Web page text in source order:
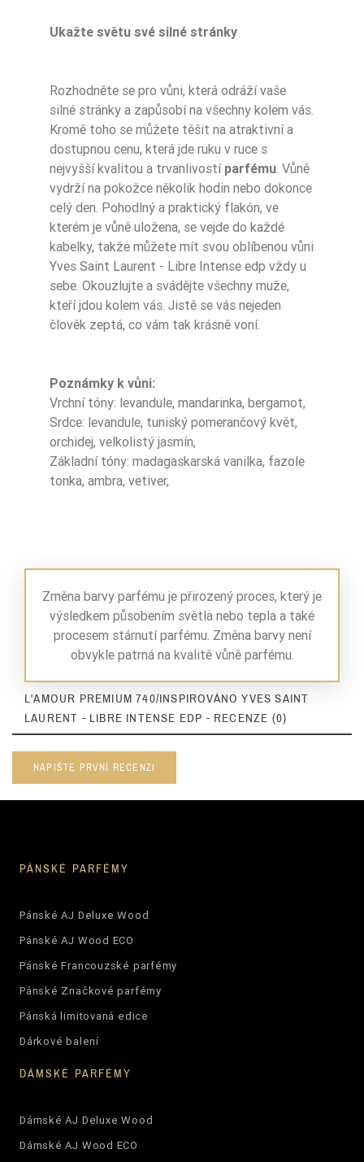
Ukažte světu své silné stránky
Rozhodněte se pro vůni, která odráží vaše
silné stránky a zapůsobí na všechny kolem vás.
Kromě toho se můžete těšit na atraktivní a
dostupnou cenu, která jde ruku v ruce s
nejvyšší kvalitou a trvanlivostíparfému. Vůně
vydrží na pokožce několik hodin nebo dokonce
celý den. Pohodlný a praktický flakón, ve
kterém je vůně uložena, se vejde do každé
kabelky, takže můžete mít svou oblíbenou vůni
Yves Saint Laurent - Libre Intense edp vždy u
sebe. Okouzlujte a svádějte všechny muže,
kteří jdou kolem vás. Jistě se vás nejeden
člověk zeptá, co vám tak krásně voní.
Poznámky k vůni:
Vrchní tóny: levandule, mandarinka, bergamot,
Srdce: levandule, tuniský pomerančový květ,
orchidej, velkolistý jasmín,
Základní tóny: madagaskarská vanilka, fazole
tonka, ambra, vetiver,
Změna barvy parfému je přirozený proces, který je
výsledkem působením světla nebo tepla a také
procesem stárnutí parfému. Změna barvy není
obvykle patrná na kvalitě vůně parfému.
L'AMOUR PREMIUM 740/INSPIROVÁNO YVES SAINT
LAURENT - LIBRE INTENSE EDP - RECENZE (0)
NAPIŠTE PRVNÍ RECENZI
PÁNSKÉ PARFÉMY
Pánské AJ Deluxe Wood
Pánské AJ Wood ECO
Pánské Francouzské parfémy
Pánské Značkové parfémy
Pánská limitovaná edice
Dárkové balení
DÁMSKÉ PARFÉMY
Dámské AJ Deluxe Wood
Dámské AJ Wood ECO